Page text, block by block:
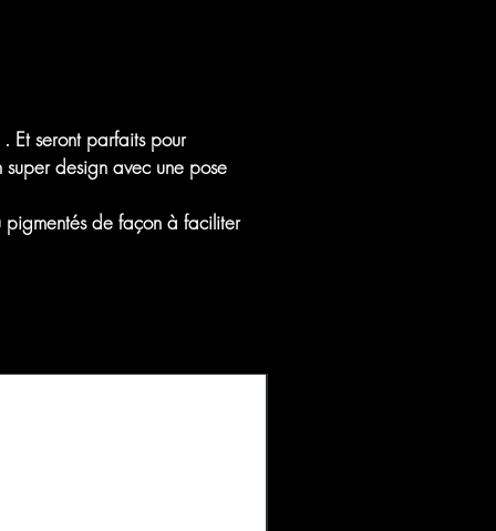
Et seront parfaits pour
super design avec une pose
de façon à faciliter